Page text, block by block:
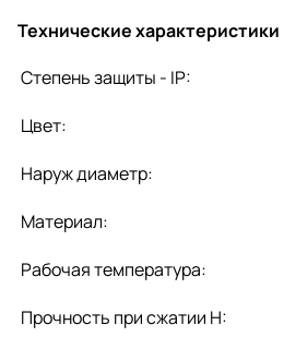
Технические характеристики
Степень защиты - IP:
Цвет:
Наруж диаметр:
Материал:
Рабочая температура:
Прочность при сжатии Н: